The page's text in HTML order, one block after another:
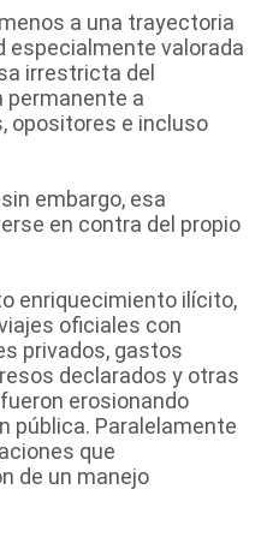
a una trayectoria
especialmente valorada
irrestricta del
permanente a
opositores e incluso
embargo, esa
en contra del propio
enriquecimiento ilícito,
oficiales con
privados, gastos
declarados y otras
erosionando
pública. Paralelamente
que
de un manejo